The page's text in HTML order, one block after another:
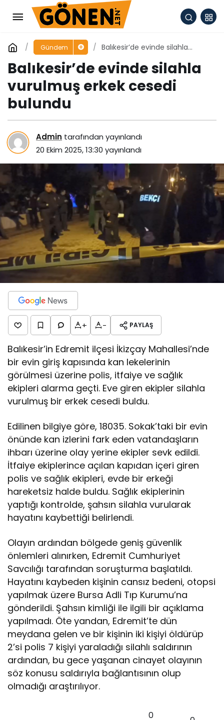
Gündem
Balıkesir’de evinde silahla
Balıkesir’de evinde silahla
vurulmuş erkek cesedi
bulundu
Admin tarafından yayınlandı
20 Ekim 2025, 13:30 yayınlandı
+ - PAYLAŞ
Balıkesir’in Edremit ilçesi İkizçay Mahallesi’nde
bir evin giriş kapısında kan lekelerinin
görülmesi üzerine polis, itfaiye ve sağlık
ekipleri alarma geçti. Eve giren ekipler silahla
vurulmuş bir erkek cesedi buldu.
Edilinen bilgiye göre, 18035. Sokak’taki bir evin
önünde kan izlerini fark eden vatandaşların
ihbarı üzerine olay yerine ekipler sevk edildi.
İtfaiye ekiplerince açılan kapıdan içeri giren
polis ve sağlık ekipleri, evde bir erkeği
hareketsiz halde buldu. Sağlık ekiplerinin
yaptığı kontrolde, şahsın silahla vurularak
hayatını kaybettiği belirlendi.
Olayın ardından bölgede geniş güvenlik
önlemleri alınırken, Edremit Cumhuriyet
Savcılığı tarafından soruşturma başlatıldı.
Hayatını kaybeden kişinin cansız bedeni, otopsi
yapılmak üzere Bursa Adli Tıp Kurumu’na
gönderildi. Şahsın kimliği ile ilgili bir açıklama
yapılmadı. Öte yandan, Edremit’te dün
meydana gelen ve bir kişinin iki kişiyi öldürüp
2’si polis 7 kişiyi yaraladığı silahlı saldırının
ardından, bu gece yaşanan cinayet olayının
söz konusu saldırıyla bağlantısının olup
olmadığı araştırılıyor.
0